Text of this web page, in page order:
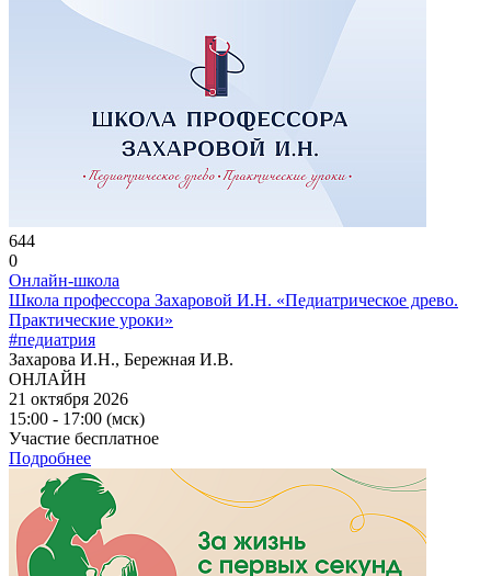
644
0
Онлайн-школа
Школа профессора Захаровой И.Н. «Педиатрическое древо.
Практические уроки»
#педиатрия
Захарова И.Н., Бережная И.В.
ОНЛАЙН
21 октября 2026
15:00 - 17:00 (мск)
Участие бесплатное
Подробнее